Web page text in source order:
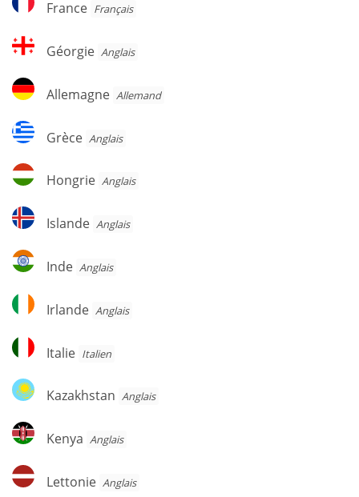
France Français
Géorgie
Géorgie Anglais
Allemagne
Allemagne Allemand
Grèce
Grèce Anglais
Hongrie
Hongrie Anglais
Islande
Islande Anglais
Inde
Inde Anglais
Irlande
Irlande Anglais
Italie
Italie Italien
Kazakhstan
Kazakhstan Anglais
Kenya
Kenya Anglais
Lettonie
Lettonie Anglais